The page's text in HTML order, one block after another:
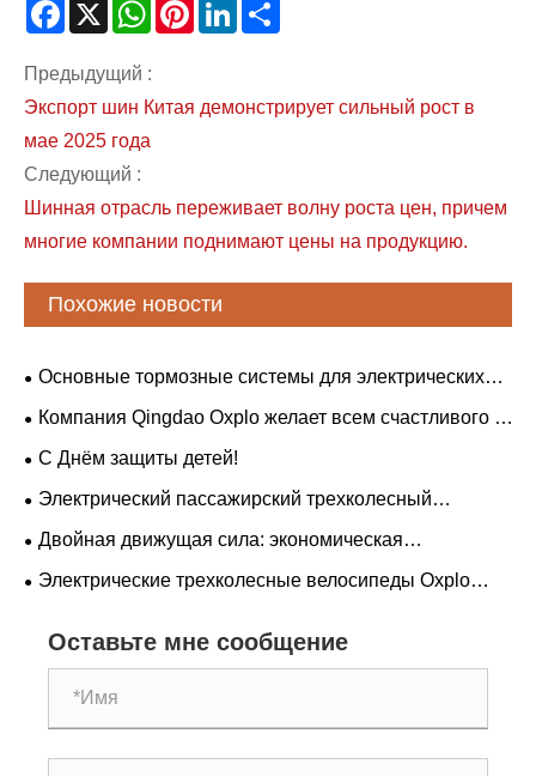
Facebook
X WhatsAppPinterestLinkedIn
Предыдущий :
Экспорт шин Китая демонстрирует сильный рост в
мае 2025 года
Следующий :
Шинная отрасль переживает волну роста цен, причем
многие компании поднимают цены на продукцию.
Похожие новости
Основные тормозные системы для электрических
трициклов
Компания Qingdao Oxplo желает всем счастливого и
здорового Фестиваля лодок-драконов!
С Днём защиты детей!
Электрический пассажирский трехколесный
велосипед Blue Wind
Двойная движущая сила: экономическая
эффективность и технологии: «Атака по уменьшению
Электрические трехколесные велосипеды Oxplo
расположение клиентов со всего мира как новая сила
в области экологически чистой мобильности.
Оставьте мне сообщение